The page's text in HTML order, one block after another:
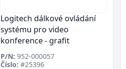
Logitech dálkové ovládání
systému pro video
konference - grafit
P/N: 952-000057
Číslo: #25396